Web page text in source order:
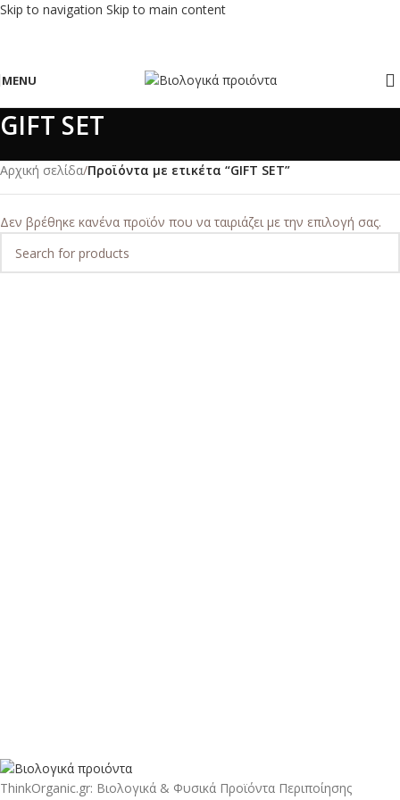
Skip to navigation Skip to main content
MENU
GIFT SET
Αρχική σελίδα/Προϊόντα με ετικέτα “GIFT SET”
Δεν βρέθηκε κανένα προϊόν που να ταιριάζει με την επιλογή σας.
ThinkOrganic.gr: Βιολογικά & Φυσικά Προϊόντα Περιποίησης